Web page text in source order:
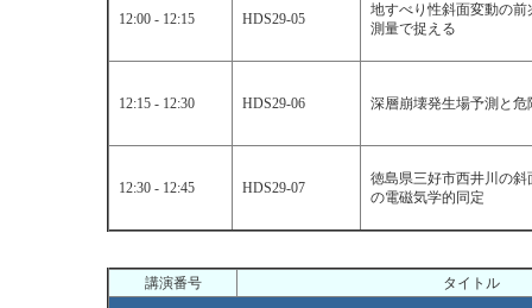
12:00 - 12:15 HDS29-05
地すべり性斜面変動の
測量で捉える
12:15 - 12:30 HDS29-06 深層崩壊発生場予測と危
12:30 - 12:45 HDS29-07
徳島県三好市西井川の
の電磁気学的同定
講演番号 タイトル